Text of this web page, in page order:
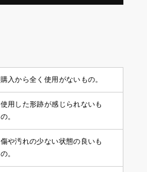
購入から全く使用がないもの。
使用した形跡が感じられないも
の。
傷や汚れの少ない状態の良いも
の。